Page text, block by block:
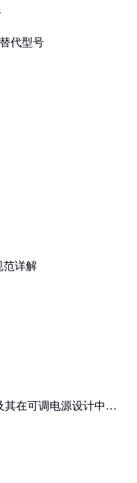
代型号
范详解
其在可调电源设计中的